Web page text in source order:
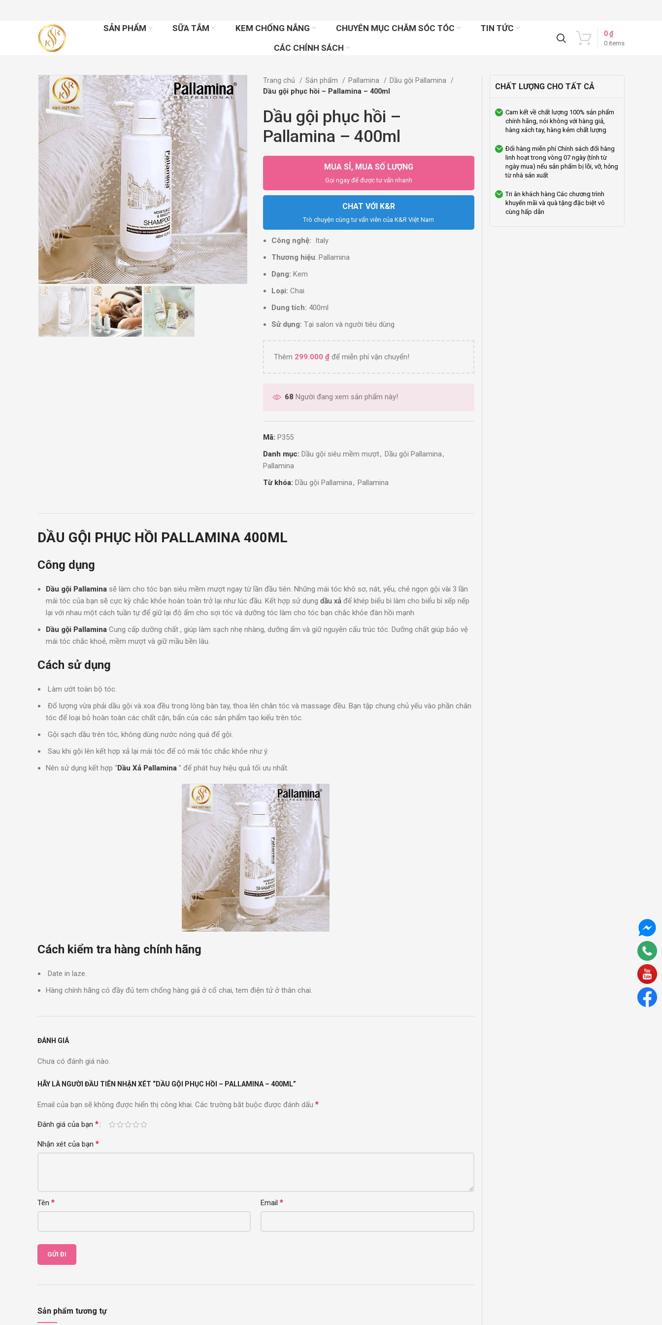
SẢN PHẨM SỮA TẮM KEM CHỐNG NẮNG CHUYÊN MỤC CHĂM SÓC TÓC
TIN TỨC
CÁC CHÍNH SÁCH
0 items
0₫
Trang chủ Sản phẩm Pallamina
Dầu gội Pallamina
Dầu gội phục hồi – Pallamina – 400ml
Dầu gội phục hồi –
Pallamina – 400ml
MUA SỈ, MUA SỐ LƯỢNG
Gọi ngay để được tư vấn nhanh
CHAT VỚI K&R
Trò chuyện cùng tư vấn viên của K&R Việt Nam
Công nghệ: Italy
Thương hiệu: Pallamina
Dạng:Kem
Loại:Chai
Dung tích: 400ml
Sử dụng: Tại salon và người tiêu dùng
Thêm 299.000₫ để miễn phí vận chuyển!
68 Người đang xem sản phẩm này!
Mã:P355
Danh mục: Dầu gội siêu mềm mượt, Dầu gội Pallamina,
Pallamina
Từ khóa: Dầu gội Pallamina, Pallamina
DẦU GỘI PHỤC HỒI PALLAMINA 400ML
Công dụng
Dầu gội Pallamina sẽ làm cho tóc bạn siêu mềm mượt ngay từ lần đầu tiên. Những mái tóc khô sơ, nát, yếu, chẻ ngọn gội vài 3 lần
mái tóc của bạn sẽ cực kỳ chắc khỏe hoàn toàn trở lại như lúc đầu. Kết hợp sử dụng dầu xả để khép biểu bì làm cho biểu bì xếp nếp
lại với nhau một cách tuần tự để giữ lại độ ẩm cho sợi tóc và dưỡng tóc làm cho tóc bạn chắc khỏe đàn hồi mạnh
Dầu gội Pallamina Cung cấp dưỡng chất , giúp làm sạch nhẹ nhàng, dưỡng ẩm và giữ nguyên cấu trúc tóc. Dưỡng chất giúp bảo vệ
mái tóc chắc khoẻ, mềm mượt và giữ mầu bền lâu.
Cách sử dụng
Làm ướt toàn bộ tóc.
Đổ lượng vừa phải dầu gội và xoa đều trong lòng bàn tay, thoa lên chân tóc và massage đều. Bạn tập chung chủ yếu vào phần chân
tóc để loại bỏ hoàn toàn các chất cặn, bẩn của các sản phẩm tạo kiểu trên tóc.
Gội sạch dầu trên tóc, không dùng nước nóng quá để gội.
Sau khi gội lên kết hợp xả lại mái tóc để có mái tóc chắc khỏe như ý.
Nên sử dụng kết hợp “Dầu Xả Pallamina ” để phát huy hiệu quả tối ưu nhất.
Cách kiểm tra hàng chính hãng
Date in laze.
Hàng chính hãng có đầy đủ tem chống hàng giả ở cổ chai, tem điện tử ở thân chai.
ĐÁNH GIÁ
Chưa có đánh giá nào.
HÃY LÀ NGƯỜI ĐẦU TIÊN NHẬN XÉT “DẦU GỘI PHỤC HỒI – PALLAMINA – 400ML”
Email của bạn sẽ không được hiển thị công khai. Các trường bắt buộc được đánh dấu *
Đánh giá của bạn *
Nhận xét của bạn *
Tên * Email*
Sản phẩm tương tự
CHẤT LƯỢNG CHO TẤT CẢ
Cam kết về chất lượng 100% sản phẩm
chính hãng, nói không với hàng giả,
hàng xách tay, hàng kém chất lượng
Đổi hàng miễn phí Chính sách đổi hàng
linh hoạt trong vòng 07 ngày (tính từ
ngày mua) nếu sản phẩm bị lỗi, vỡ, hỏng
từ nhà sản xuất
Tri ân khách hàng Các chương trình
khuyến mãi và quà tặng đặc biệt vô
cùng hấp dẫn